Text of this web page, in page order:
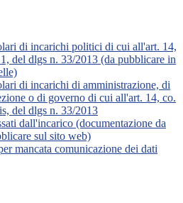
di incarichi politici di cui all'art. 14,
del dlgs n. 33/2013 (da pubblicare in
di incarichi di amministrazione, di
o di governo di cui all'art. 14, co.
del dlgs n. 33/2013
dall'incarico (documentazione da
sul sito web)
mancata comunicazione dei dati